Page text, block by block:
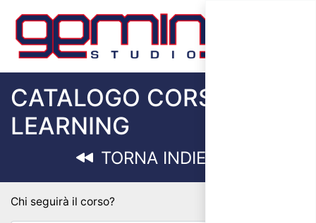
CATALOGO CORSI E-
LEARNING
TORNA INDIETRO
Chi seguirà il corso?